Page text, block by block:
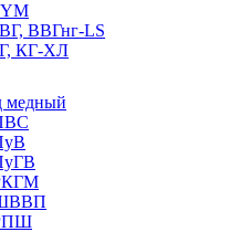
ВВГнг-LS
КГ-ХЛ
медный